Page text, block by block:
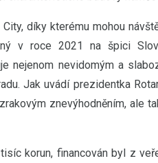
díky kterému mohou
v roce 2021 na špici
nejenom nevidomým a
Jak uvádí prezidentka
znevýhodněním, ale
korun, financován byl z